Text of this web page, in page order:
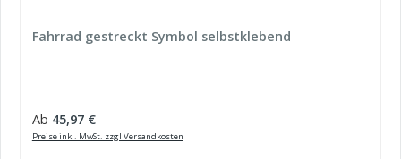
Fahrrad gestreckt Symbol selbstklebend
Regulärer Preis:
Ab 45,97 €
Preise inkl. MwSt. zzgl Versandkosten